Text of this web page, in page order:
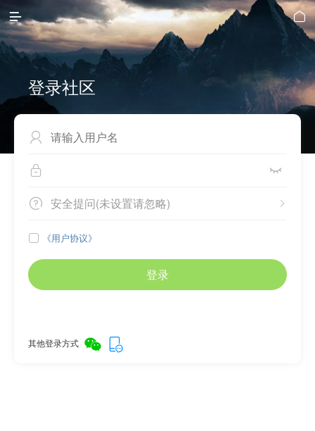
 
登录社区

 
 
安全提问(未设置请忽略)
 《用户协议》
登录
其他登录方式